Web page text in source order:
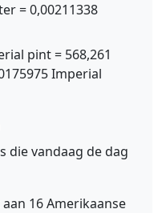
= 0,00211338
pint = 568,261
Imperial
die vandaag de dag
aan 16 Amerikaanse